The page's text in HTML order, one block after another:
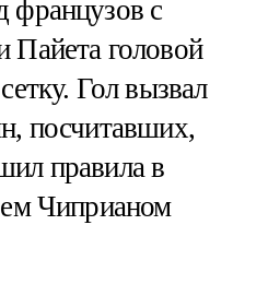
французов с
Пайета головой
Гол вызвал
посчитавших,
правила в
Чиприаном